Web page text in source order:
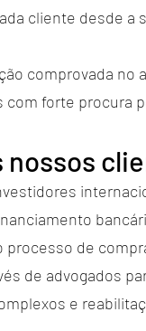
cliente desde
comprovada
com forte procura
nossos
de
de advogados
e